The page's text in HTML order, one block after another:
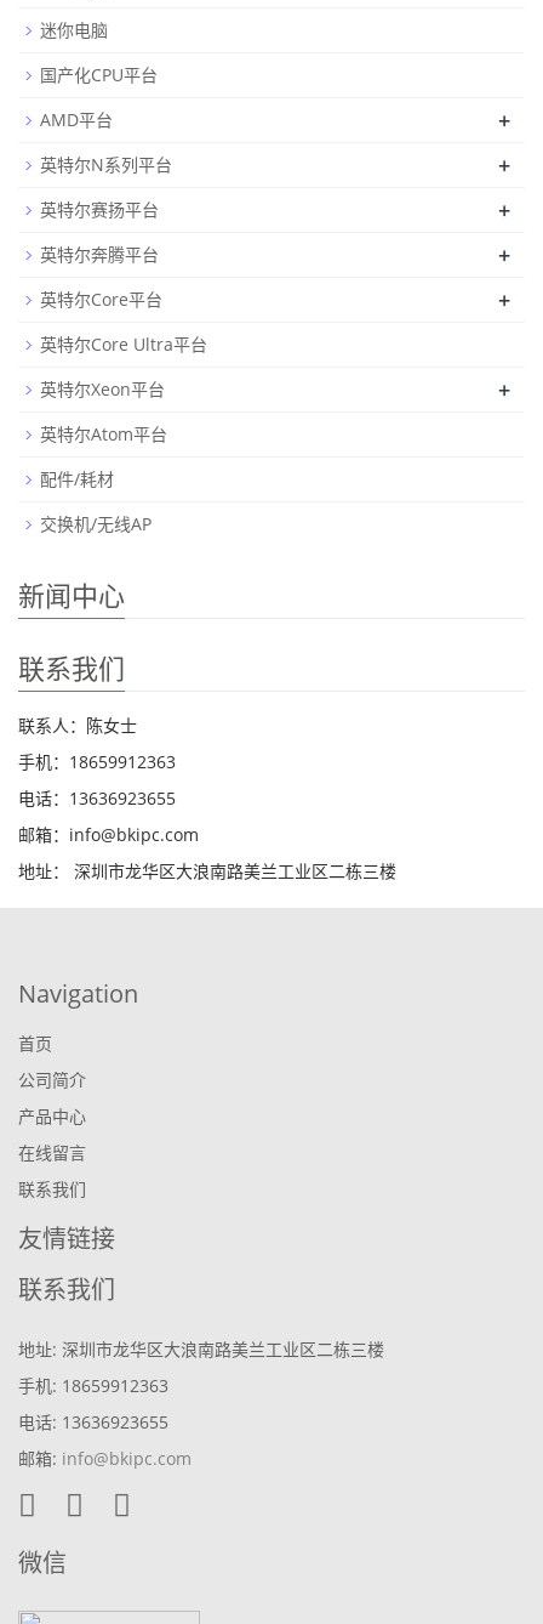
迷你电脑
国产化CPU平台
AMD平台
+
英特尔N系列平台 +
英特尔赛扬平台 +
英特尔奔腾平台 +
英特尔Core平台 +
英特尔Core Ultra平台
英特尔Xeon平台
+
英特尔Atom平台
配件/耗材
交换机/无线AP
新闻中心
联系我们
联系人：陈女士
手机：18659912363
电话：13636923655
邮箱：info@bkipc.com
地址： 深圳市龙华区大浪南路美兰工业区二栋三楼
Navigation
首页
公司简介
产品中心
在线留言
联系我们
友情链接
联系我们
地址: 深圳市龙华区大浪南路美兰工业区二栋三楼
手机: 18659912363
电话: 13636923655
邮箱: info@bkipc.com
微信